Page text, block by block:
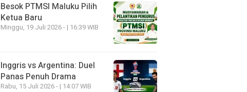
Besok PTMSI Maluku Pilih
Ketua Baru
Minggu, 19 Juli 2026 - | 16:39 WIB
Inggris vs Argentina: Duel
Panas Penuh Drama
Rabu, 15 Juli 2026 - | 14:07 WIB